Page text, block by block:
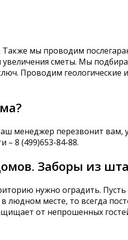
мы проводим
сметы. Мы
Проводим
менеджер перезвонит вам,
– 8 (499)653-84-88.
Заборы из
нужно оградить.
месте, то всегда
от непрошенных